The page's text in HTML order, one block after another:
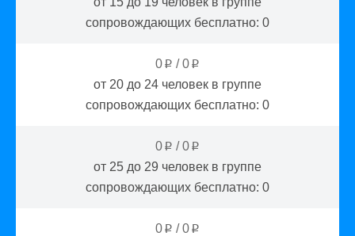
сопровождающих бесплатно: 0
0 p /0 p
от 20 до 24 человек в группе
сопровождающих бесплатно: 0
0 p /0 p
от 25 до 29 человек в группе
сопровождающих бесплатно: 0
0 p /0 p